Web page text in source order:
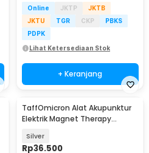
Online JKTP
JKTB
JKTU
TGR CKP
PBKS
PDPK
Lihat Ketersediaan Stok
+ Keranjang
TaffOmicron Alat Akupunktur
Elektrik Magnet Therapy
Silver
Rp36.500